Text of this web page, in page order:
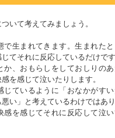
いて考えてみましょう。
で生まれてきます。生まれた
てそれに反応しているだけです
か、おもらしをしておしりの
を感じて泣いたりします。
じているように「おなかがす
い」と考えているわけではあり
感を感じてそれに反応して泣